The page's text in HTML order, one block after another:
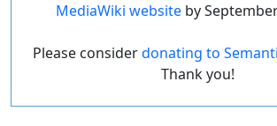
MediaWiki websiteby
Please considerdonating to
Thank you!